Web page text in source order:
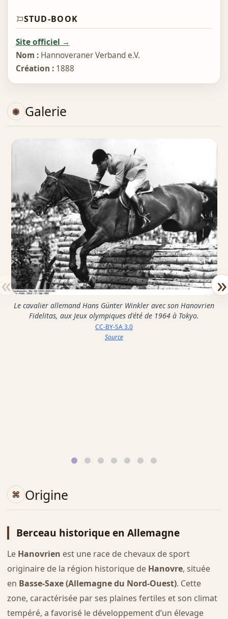
STUD-BOOK
Site officiel →
Nom :Hannoveraner Verband e.V.
Création :1888
Galerie
Le cavalier allemand Hans Günter Winkler avec son Hanovrien
Fidelitas, aux Jeux olympiques d'été de 1964 à Tokyo.
CC-BY-SA 3.0
Source
« »
Origine
Berceau historique en Allemagne
Le Hanovrien est une race de chevaux de sport
originaire de la région historique de Hanovre, située
en Basse-Saxe (Allemagne du Nord-Ouest). Cette
zone, caractérisée par ses plaines fertiles et son climat
tempéré, a favorisé le développement d’un élevage